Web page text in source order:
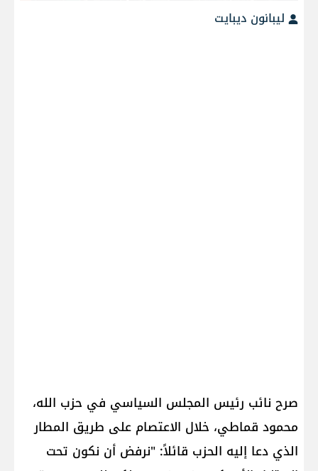
ليبانون ديبايت
صرح نائب رئيس المجلس السياسي في حزب الله،
محمود قماطي، خلال الاعتصام على طريق المطار
الذي دعا إليه الحزب قائلاً: "نرفض أن نكون تحت